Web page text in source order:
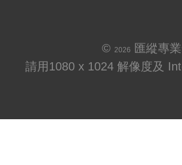
© 2026
匯縱專
請用1080 x 1024 解像度及